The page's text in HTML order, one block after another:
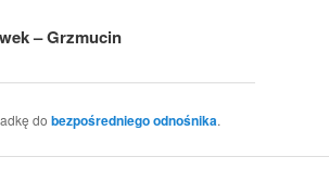
– Grzmucin
do bezpośredniego odnośnika.